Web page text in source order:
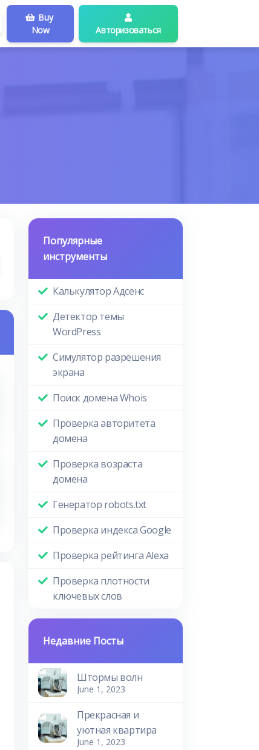
Buy
Now
Авторизоваться
Популярные
инструменты
Калькулятор Адсенс
Детектор темы
WordPress
Симулятор разрешения
экрана
Поиск домена Whois
Проверка авторитета
домена
Проверка возраста
домена
Генератор robots.txt
Проверка индекса Google
Проверка рейтинга Alexa
Проверка плотности
ключевых слов
Недавние Посты
Штормы волн
June 1, 2023
Прекрасная и
уютная квартира
June 1, 2023